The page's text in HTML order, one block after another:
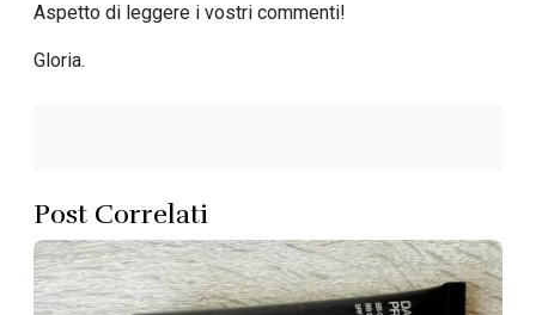
Aspetto di leggere i vostri commenti!
Gloria.
Post Correlati